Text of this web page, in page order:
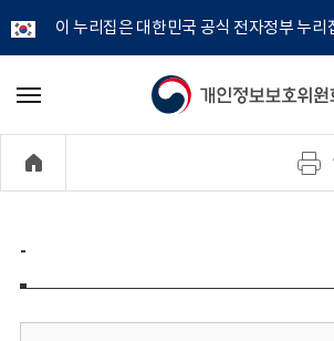
이 누리집은 대한민국 공식 전자정부 누리
개
정
보
메
기
-